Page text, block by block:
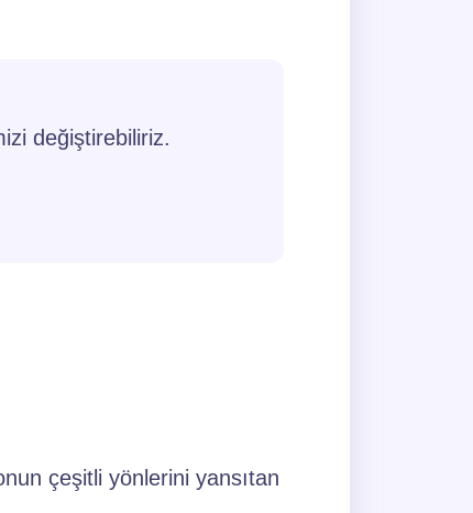
değiştirebiliriz.
çeşitli yönlerini yansıtan